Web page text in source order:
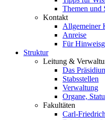
Themen und
Kontakt
Allgemeiner
Anreise
Für
Struktur
Leitung &
Das
Stabsstellen
Verwaltung
Organe,
Fakultäten
Carl-